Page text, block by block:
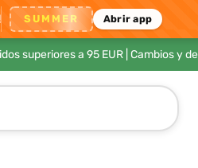
SUMMER Abrir app
superiores a 95 EUR| Cambios y